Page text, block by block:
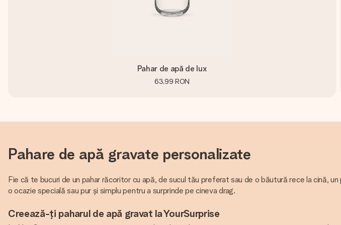
Pahar de apă de lux
63,99 RON
Pahare de apă gravate personalizate
Fie că te bucuri de un pahar răcoritor cu apă, de sucul tău preferat sau de o băutură rece la cină, un
o ocazie specială sau pur și simplu pentru a surprinde pe cineva drag.
Creează-ți paharul de apă gravat la YourSurprise